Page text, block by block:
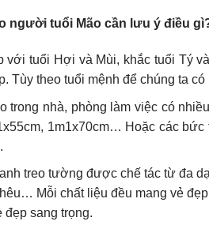
người tuổi Mão cần lưu ý điều
với tuổi Hợi và Mùi, khắc tuổi Tý
Tùy theo tuổi mệnh để chúng ta
trong nhà, phòng làm việc có
1m1x70cm… Hoặc các
treo tường được chế tác từ đa
Mỗi chất liệu đều mang vẻ
đẹp sang trọng.